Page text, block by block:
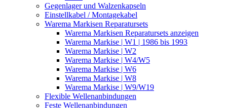
Gegenlager und Walzenkapseln
Einstellkabel / Montagekabel
Warema Markisen Reparatursets
Warema Markisen Reparatursets anzeigen
Warema Markise | W1 | 1986 bis 1993
Warema Markise | W2
Warema Markise | W4/W5
Warema Markise | W6
Warema Markise | W8
Warema Markise | W9/W19
Flexible Wellenanbindungen
Feste Wellenanbindungen